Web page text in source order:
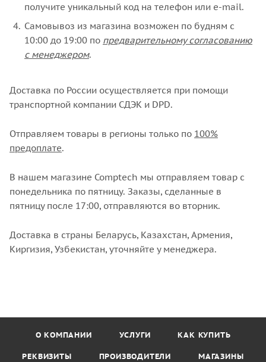
получите уникальный код на телефон или e-mail.
Самовывоз из магазина возможен по будням с
10:00 до 19:00 по предварительному согласованию
с менеджером.
Доставка по России осуществляется при помощи
транспортной компании СДЭК и DPD.
Отправляем товары в регионы только по 100%
предоплате.
В нашем магазине Comptech мы отправляем товар с
понедельника по пятницу. Заказы, сделанные в
пятницу после 17:00, отправляются во вторник.
Доставка в страны Беларусь, Казахстан, Армения,
Киргизия, Узбекистан, уточняйте у менеджера.
О КОМПАНИИ УСЛУГИ КАК КУПИТЬ
РЕКВИЗИТЫ ПРОИЗВОДИТЕЛИ МАГАЗИНЫ